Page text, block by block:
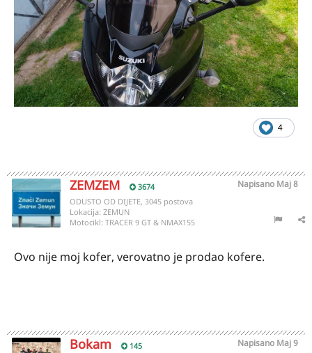
4
ZEMZEM 3674 Napisano Maj 8
ODUSTO OD DIJETE, 3045 postova
Lokacija: ZEMUN
Motocikl: TRACER 9 GT & NMAX155
Ovo nije moj kofer, verovatno je prodao kofere.
Bokam 145 Napisano Maj 9